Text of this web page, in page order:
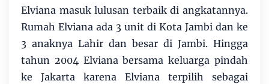
Elviana masuk lulusan terbaik di angkatannya.
Rumah Elviana ada 3 unit di Kota Jambi dan ke
3 anaknya Lahir dan besar di Jambi. Hingga
tahun 2004 Elviana bersama keluarga pindah
ke Jakarta karena Elviana terpilih sebagai